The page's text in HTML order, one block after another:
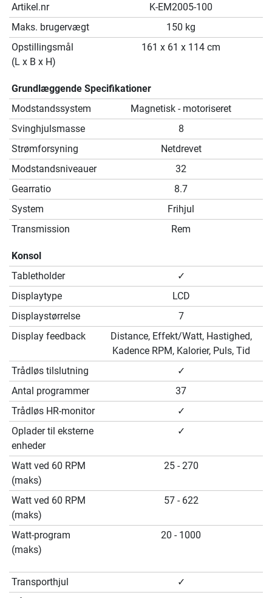
Artikel.nr
K-EM2005-100
Maks. brugervægt
150 kg
Opstillingsmål
(L x B x H)
161 x 61 x 114 cm
Grundlæggende Specifikationer
Modstandssystem
Magnetisk - motoriseret
Svinghjulsmasse
8
Strømforsyning
Netdrevet
Modstandsniveauer
32
Gearratio
8.7
System
Frihjul
Transmission
Rem
Konsol
Tabletholder
✓
Displaytype
LCD
Displaystørrelse
7
Display feedback
Distance, Effekt/Watt, Hastighed,
Kadence RPM, Kalorier, Puls, Tid
Trådløs tilslutning
✓
Antal programmer
37
Trådløs HR-monitor
✓
Oplader til eksterne
enheder
✓
Watt ved 60 RPM
(maks)
25 - 270
Watt ved 60 RPM
(maks)
57 - 622
Watt-program
(maks)
20 - 1000
Transporthjul
✓